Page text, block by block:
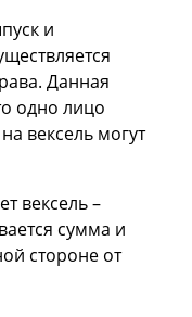
и
Данная
одно лицо
вексель могут
вексель –
сумма и
стороне от